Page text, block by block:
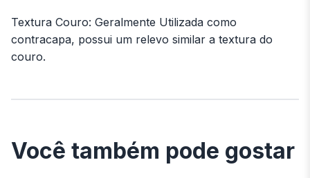
Textura Couro: Geralmente Utilizada como
contracapa, possui um relevo similar a textura do
couro.
Você também pode gostar